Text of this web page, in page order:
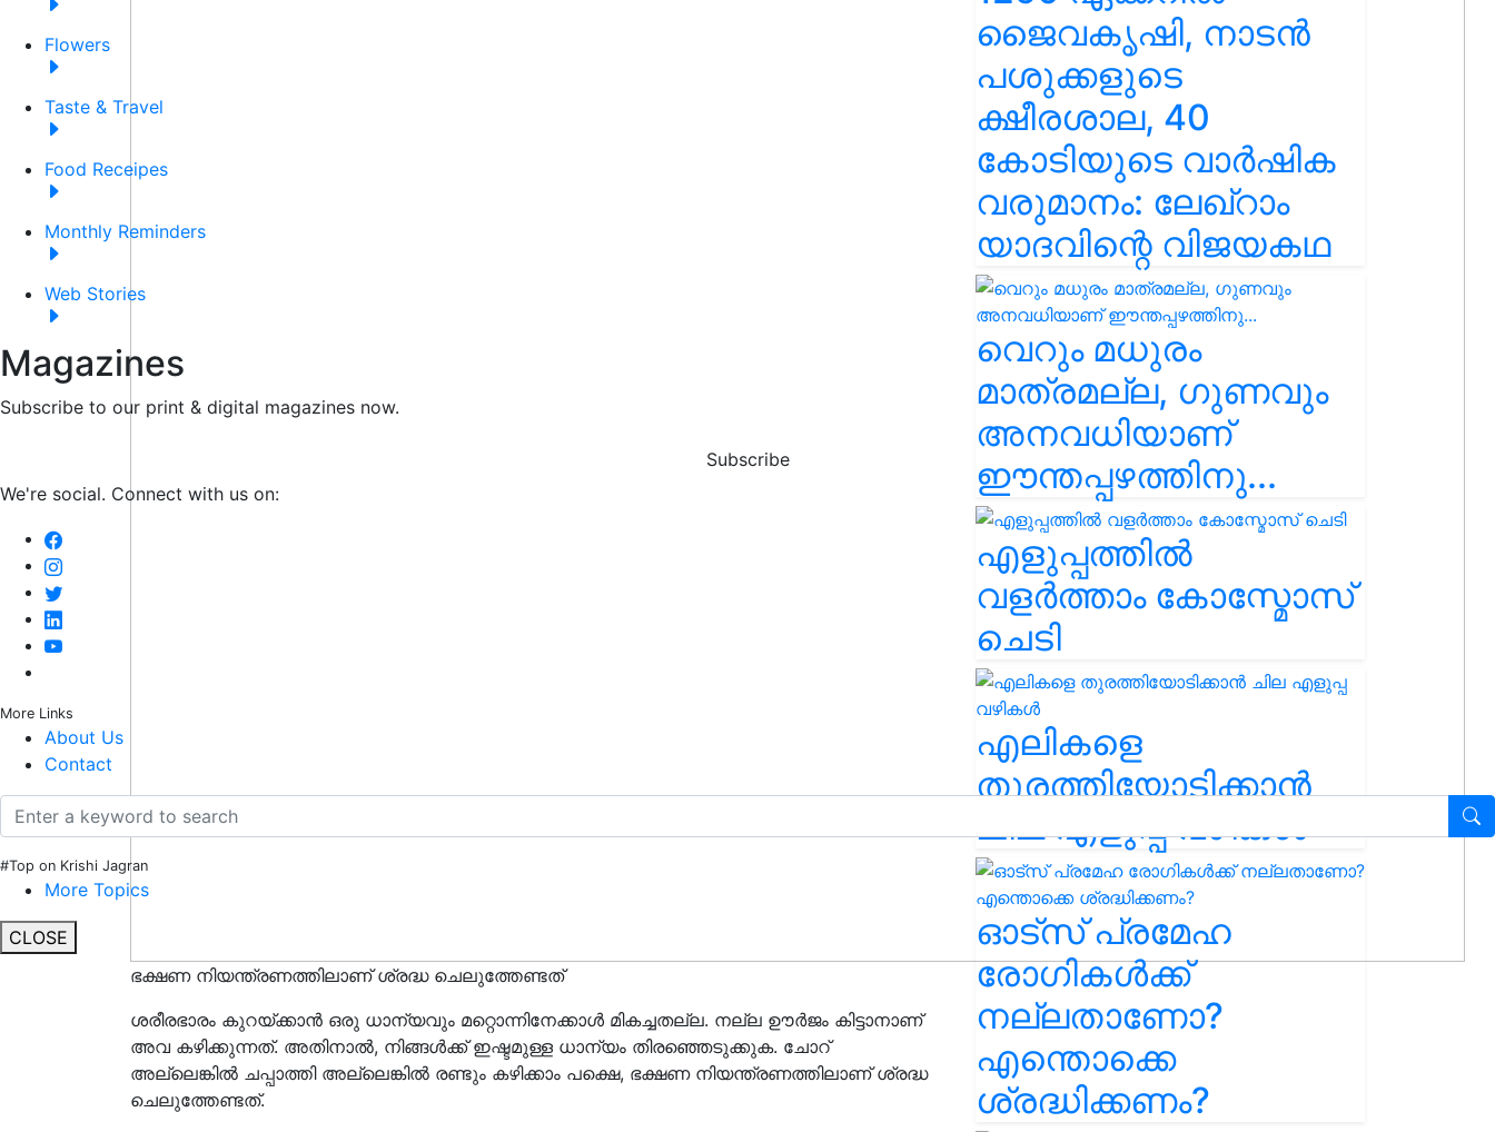
Flowers
Taste & Travel
Food Receipes
Monthly Reminders
Web Stories
Magazines
Subscribe to our print & digital magazines now.
Subscribe
We're social. Connect with us on:
More Links
About Us
Contact
#Top on Krishi Jagran
More Topics
CLOSE
ഭക്ഷണ നിയന്ത്രണത്തിലാണ് ശ്രദ്ധ ചെലുത്തേണ്ടത്
ശരീരഭാരം കുറയ്ക്കാൻ ഒരു ധാന്യവും മറ്റൊന്നിനേക്കാൾ മികച്ചതല്ല. നല്ല ഊർജം കിട്ടാനാണ്
അവ കഴിക്കുന്നത്. അതിനാൽ, നിങ്ങൾക്ക് ഇഷ്ടമുള്ള ധാന്യം തിരഞ്ഞെടുക്കുക. ചോറ്
അല്ലെങ്കിൽ ചപ്പാത്തി അല്ലെങ്കിൽ രണ്ടും കഴിക്കാം പക്ഷെ, ഭക്ഷണ നിയന്ത്രണത്തിലാണ് ശ്രദ്ധ
ചെലുത്തേണ്ടത്.
ജൈവകൃഷി, നാടൻ
പശുക്കളുടെ
ക്ഷീരശാല, 40
കോടിയുടെ വാർഷിക
വരുമാനം: ലേഖ്‌റാം
യാദവിന്റെ വിജയകഥ
വെറും മധുരം
മാത്രമല്ല, ഗുണവും
അനവധിയാണ്
ഈന്തപ്പഴത്തിനു...
എളുപ്പത്തിൽ
വളർത്താം കോസ്മോസ്
ചെടി
എലികളെ
തുരത്തിയോടിക്കാൻ
ചില എളുപ്പ വഴികൾ
ഓട്സ് പ്രമേഹ
രോഗികൾക്ക്
നല്ലതാണോ?
എന്തൊക്കെ
ശ്രദ്ധിക്കണം?